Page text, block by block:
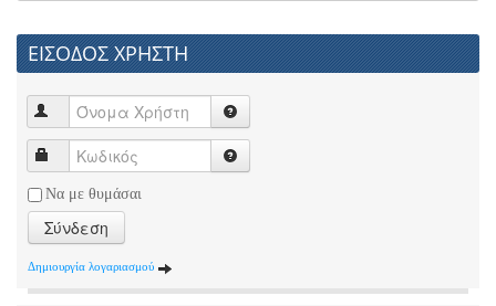
ΕΙΣΟΔΟΣ ΧΡΗΣΤΗ
Να με θυμάσαι
Σύνδεση
Δημιουργία λογαριασμού